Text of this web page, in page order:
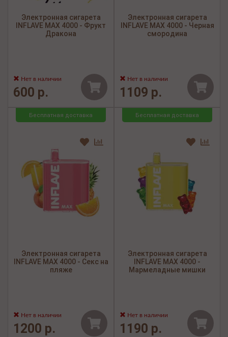
Электронная сигарета
INFLAVE MAX 4000 - Фрукт
Дракона
Нет в наличии
600 р.
Электронная сигарета
INFLAVE MAX 4000 - Черная
смородина
Нет в наличии
1109 р.
Бесплатная доставка
Электронная сигарета
INFLAVE MAX 4000 - Секс на
пляже
Нет в наличии
1200 р.
Бесплатная доставка
Электронная сигарета
INFLAVE MAX 4000 -
Мармеладные мишки
Нет в наличии
1190 р.